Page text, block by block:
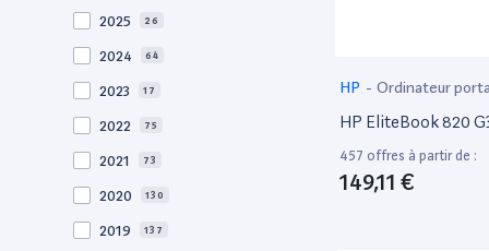
2025 26
2024 64
2023 17
2022 75
2021 73
2020 130
2019 137
HP - Ordinateur
HP EliteBook 820
457 offres à partir de :
149,11 €